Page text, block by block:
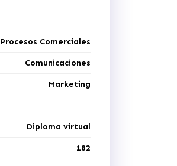
Procesos Comerciales
Comunicaciones
Marketing
Diploma virtual
182